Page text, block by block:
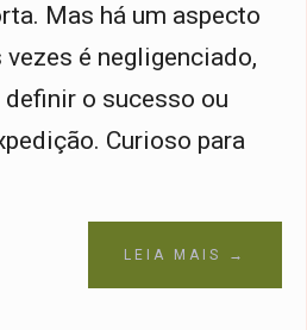
Mas há um aspecto
é negligenciado,
o sucesso ou
Curioso para
LEIA MAIS →